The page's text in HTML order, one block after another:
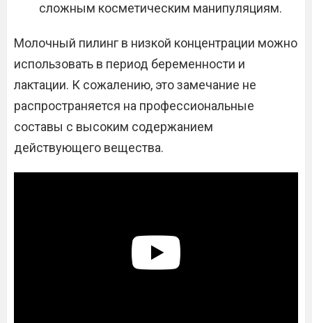
сложным косметическим манипуляциям.
Молочный пилинг в низкой концентрации можно
использовать в период беременности и
лактации. К сожалению, это замечание не
распространяется на профессиональные
составы с высоким содержанием
действующего вещества.